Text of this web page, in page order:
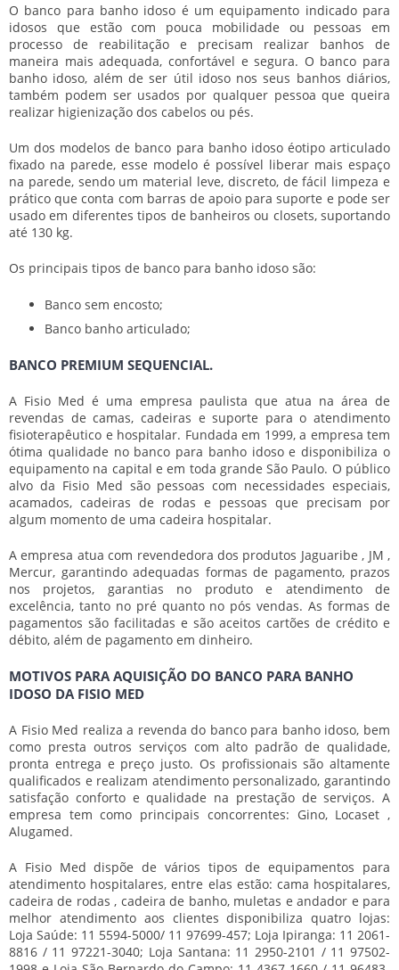
O banco para banho idoso é um equipamento indicado para
idosos que estão com pouca mobilidade ou pessoas em
processo de reabilitação e precisam realizar banhos de
maneira mais adequada, confortável e segura. O banco para
banho idoso, além de ser útil idoso nos seus banhos diários,
também podem ser usados por qualquer pessoa que queira
realizar higienização dos cabelos ou pés.
Um dos modelos de banco para banho idosoéotipo articulado
fixado na parede, esse modelo é possível liberar mais espaço
na parede, sendo um material leve, discreto, de fácil limpeza e
prático que conta com barras de apoio para suporte e pode ser
usado em diferentes tipos de banheiros ou closets, suportando
até 130 kg.
Os principais tipos de banco para banho idoso são:
Banco sem encosto;
Banco banho articulado;
BANCO PREMIUM SEQUENCIAL.
A Fisio Med é uma empresa paulista que atua na área de
revendas de camas, cadeiras e suporte para o atendimento
fisioterapêutico e hospitalar. Fundada em 1999, a empresa tem
ótima qualidade no banco para banho idosoe disponibiliza o
equipamento na capital e em toda grande São Paulo. O público
alvo da Fisio Med são pessoas com necessidades especiais,
acamados, cadeiras de rodas e pessoas que precisam por
algum momento de uma cadeira hospitalar.
A empresa atua com revendedora dos produtos Jaguaribe , JM ,
Mercur, garantindo adequadas formas de pagamento, prazos
nos projetos, garantias no produto e atendimento de
excelência, tanto no pré quanto no pós vendas. As formas de
pagamentos são facilitadas e são aceitos cartões de crédito e
débito, além de pagamento em dinheiro.
MOTIVOS PARA AQUISIÇÃO DO BANCO PARA BANHO
IDOSO DA FISIO MED
A Fisio Med realiza a revenda do banco para banho idoso, bem
como presta outros serviços com alto padrão de qualidade,
pronta entrega e preço justo. Os profissionais são altamente
qualificados e realizam atendimento personalizado, garantindo
satisfação conforto e qualidade na prestação de serviços. A
empresa tem como principais concorrentes: Gino, Locaset ,
Alugamed.
A Fisio Med dispõe de vários tipos de equipamentos para
atendimento hospitalares, entre elas estão: cama hospitalares,
cadeira de rodas , cadeira de banho, muletas e andador e para
melhor atendimento aos clientes disponibiliza quatro lojas:
Loja Saúde: 11 5594-5000/ 11 97699-457; Loja Ipiranga: 11 2061-
8816 / 11 97221-3040; Loja Santana: 11 2950-2101 / 11 97502-